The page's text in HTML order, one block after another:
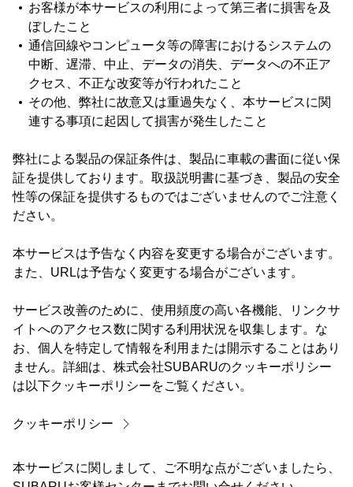
お客様が本サービスの利用によって第三者に損害を及
ぼしたこと
通信回線やコンピュータ等の障害におけるシステムの
中断、遅滞、中止、データの消失、データへの不正ア
クセス、不正な改変等が行われたこと
その他、弊社に故意又は重過失なく、本サービスに関
連する事項に起因して損害が発生したこと
弊社による製品の保証条件は、製品に車載の書面に従い保
証を提供しております。取扱説明書に基づき、製品の安全
性等の保証を提供するものではございませんのでご注意く
ださい。
本サービスは予告なく内容を変更する場合がございます。
また、URLは予告なく変更する場合がございます。
サービス改善のために、使用頻度の高い各機能、リンクサ
イトへのアクセス数に関する利用状況を収集します。な
お、個人を特定して情報を利用または開示することはあり
ません。詳細は、株式会社SUBARUのクッキーポリシー
は以下クッキーポリシーをご覧ください。
クッキーポリシー
本サービスに関しまして、ご不明な点がございましたら、